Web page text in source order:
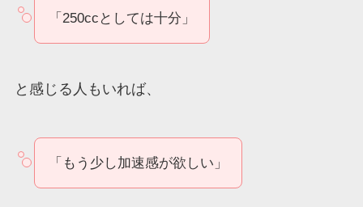
「250ccとしては十分」
と感じる人もいれば、
「もう少し加速感が欲しい」